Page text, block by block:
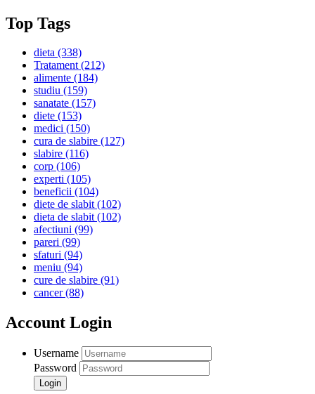
Top Tags
dieta (338)
Tratament(212)
alimente (184)
studiu (159)
sanatate (157)
diete (153)
medici (150)
cura de slabire (127)
slabire (116)
corp (106)
experti (105)
beneficii (104)
diete de slabit(102)
dieta de slabit(102)
afectiuni (99)
pareri (99)
sfaturi (94)
meniu (94)
cure de slabire (91)
cancer(88)
Account Login
Username
Password